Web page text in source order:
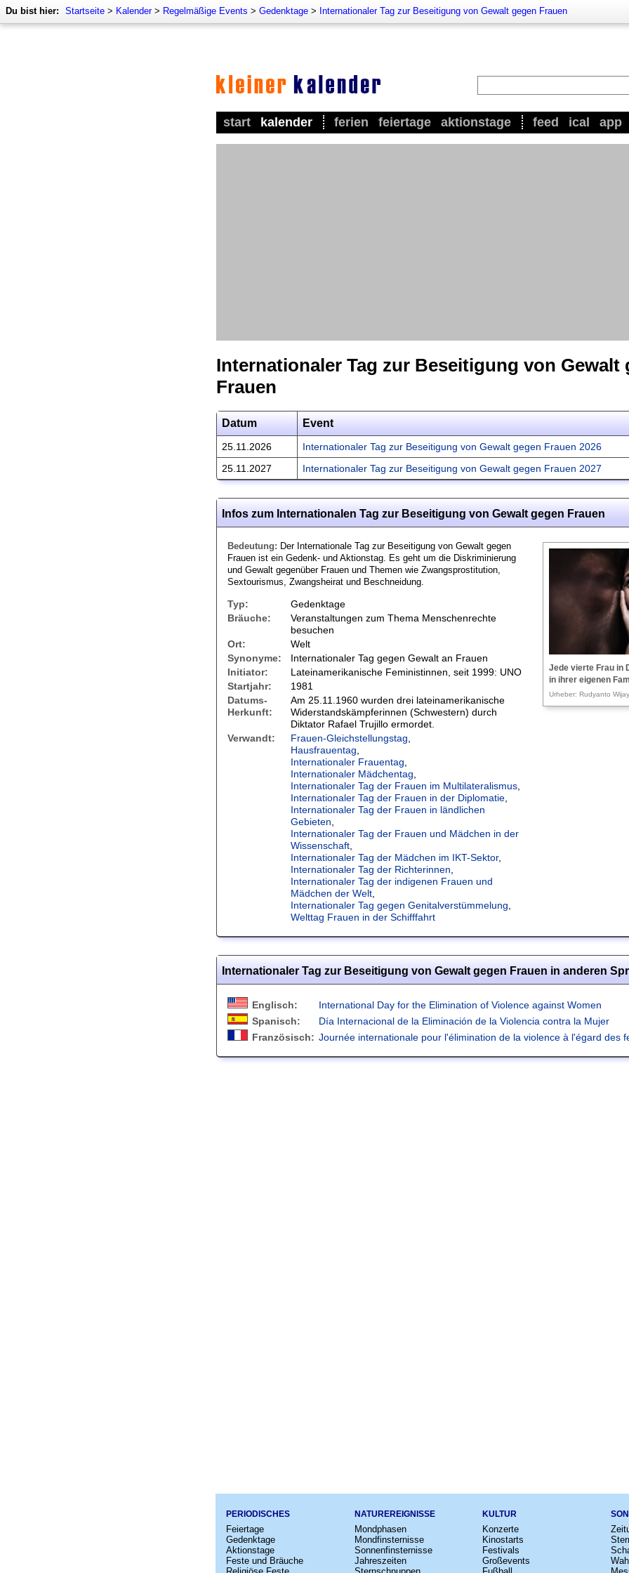
Du bist hier: Startseite > Kalender> Regelmäßige Events > Gedenktage > Internationaler Tag zur Beseitigung von Gewalt gegen Frauen
start kalender ferien feiertage aktionstage feed ical app
Internationaler Tag zur Beseitigung von Gewalt
Frauen
Datum Event
25.11.2026 Internationaler Tag zur Beseitigung von Gewalt gegen Frauen 2026
25.11.2027
Internationaler Tag zur Beseitigung von Gewalt gegen Frauen 2027
Infos zum Internationalen Tag zur Beseitigung von Gewalt gegen Frauen
Jede vierte Frau in
in ihrer eigenen
Urheber: Rudyanto
Bedeutung: Der Internationale Tag zur Beseitigung von Gewalt gegen
Frauen ist ein Gedenk- und Aktionstag. Es geht um die Diskriminierung
und Gewalt gegenüber Frauen und Themen wie Zwangsprostitution,
Sextourismus, Zwangsheirat und Beschneidung.
Typ:
Gedenktage
Bräuche:
Veranstaltungen zum Thema Menschenrechte
besuchen
Ort:
Welt
Synonyme:
Internationaler Tag gegen Gewalt an Frauen
Initiator:
Lateinamerikanische Feministinnen, seit 1999: UNO
Startjahr:
1981
Datums-
Herkunft:
Am 25.11.1960 wurden drei lateinamerikanische
Widerstandskämpferinnen (Schwestern) durch
Diktator Rafael Trujillo ermordet.
Verwandt:
Frauen-Gleichstellungstag
Hausfrauentag
Internationaler Frauentag
Internationaler Mädchentag
Internationaler Tag der Frauen im Multilateralismus
Internationaler Tag der Frauen in der Diplomatie
Internationaler Tag der Frauen in ländlichen
Gebieten
Internationaler Tag der Frauen und Mädchen in der
Wissenschaft
Internationaler Tag der Mädchen im IKT-Sektor,
Internationaler Tag der Richterinnen
Internationaler Tag der indigenen Frauen und
Mädchen der Welt
Internationaler Tag gegen Genitalverstümmelung
Welttag Frauen in der Schifffahrt
Internationaler Tag zur Beseitigung von Gewalt gegen Frauen in anderen
Englisch:
International Day for the Elimination of Violence against Women
Spanisch:
Día Internacional de la Eliminación de la Violencia contra la Mujer
Französisch: Journée internationale pour l'élimination de la violence à l'égard des
PERIODISCHES
Feiertage
Gedenktage
Aktionstage
Feste und Bräuche
NATUREREIGNISSE
Mondphasen
Mondfinsternisse
Sonnenfinsternisse
Jahreszeiten
KULTUR
Konzerte
Kinostarts
Festivals
Großevents